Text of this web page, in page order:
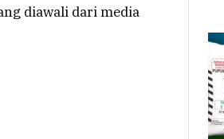
diawali dari media